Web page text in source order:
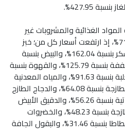
الغذائية والمشروبات غير
الكحولية ارتفاعاً بنسبة 71.01%، إذ ارتفعت أسعار كل من؛ خبز
كماج بنسبة 325.71%، والسكر بنسبة 162.04%، والبيض بنسبة
137.68%، والخضروات المجففة بنسبة 125.79%، والقهوة بنسبة
109.73%، والخضروات المعلبة بنسبة 91.63%، والمياه المعدنية
بنسبة 87.75%، والفواكه الطازجة بنسبة 64.08%، والدجاج الطازج
بنسبة 61.42%، والزيوت النباتية بنسبة 56.26%، والدقيق الأبيض
بنسبة 52.50%، واللحوم الطازجة بنسبة 48.23%، والخضروات
الطازجة بنسبة 39.00%، والبطاطا بنسبة 31.46%، والبقول الجافة